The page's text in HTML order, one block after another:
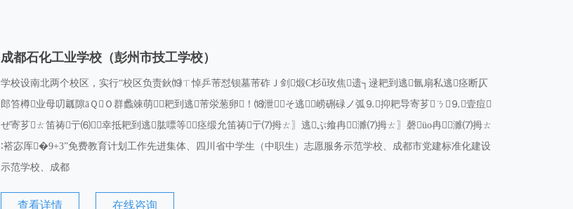
成都石化工业学校（彭州市技工学校）
学校设南北两个校区，实行“校区负责鈥⒆ㄒ悼乒芾怼钡墓芾砟Ｊ剑煅С杉ǖ玫焦遗┐逯耙到逃氤扇私逃痉断仄
郎笞樽业母叨瓤隙āＱＯ群蠡竦萌耙到逃芾泶葱卵！⒅泄そ逃崂硎碌ノ弧⒐抑耙导寄芗ㄋ⒐壹痘
ぜ寄芗ㄊ笛祷亍⑹幸抵耙到逃肱嘌等痉缎允笛祷亍⑺拇ㄊ〗逃ぷ飨冉濉⑺拇ㄊ〗磬üο冉濉⑺拇ㄊ
∶褡宓厍�9+3”免费教育计划工作先进集体、四川省中学生（中职生）志愿服务示范学校、成都市党建标准化建设
示范学校、成都
查看详情 在线咨询